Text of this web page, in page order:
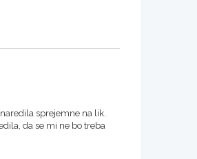
sprejemne na lik.
da se mi ne bo treba